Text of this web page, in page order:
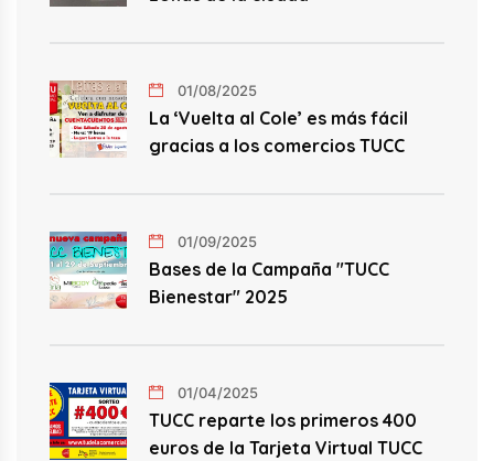
01/08/2025
La ‘Vuelta al Cole’ es más fácil
gracias a los comercios TUCC
01/09/2025
Bases de la Campaña "TUCC
Bienestar" 2025
01/04/2025
TUCC reparte los primeros 400
euros de la Tarjeta Virtual TUCC